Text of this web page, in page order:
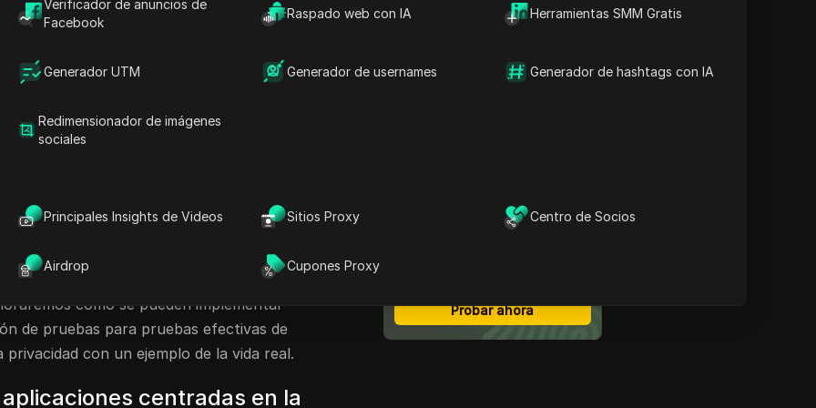
Verificador de anuncios de
Facebook
Raspado web con IA Herramientas SMM Gratis
Generador UTM Generador de usernames Generador de hashtags con IA
Redimensionador de imágenes
sociales
Principales Insights de Videos Sitios Proxy Centro de Socios
Airdrop Cupones Proxy
los mensajes de extremo a extremo, etc. La
no necesariamente para ninguna
sin ningún temor. Hay varias aplicaciones
brindan tales funciones. Para estas
la calidad es un factor clave. Una
puede poner en peligro el
al poner en riesgo la seguridad. Por lo
cómo se pueden implementar
de pruebas para pruebas efectivas de
con un ejemplo de la vida real.
centradas en la
aplicaciones centradas en
la privacidad
Navegador antidetección
Probar ahora